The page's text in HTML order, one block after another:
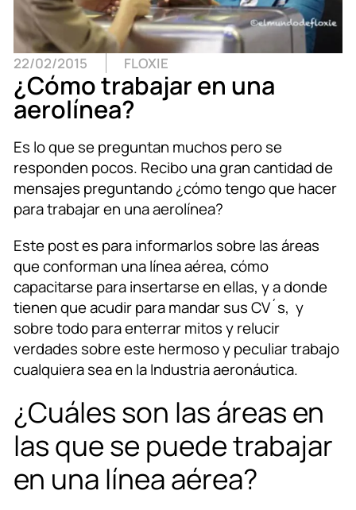
22/02/2015 FLOXIE
¿Cómo trabajar en una
aerolínea?
Es lo que se preguntan muchos pero se
responden pocos. Recibo una gran cantidad de
mensajes preguntando ¿cómo tengo que hacer
para trabajar en una aerolínea?
Este post es para informarlos sobre las áreas
que conforman una línea aérea, cómo
capacitarse para insertarse en ellas, y a donde
tienen que acudir para mandar sus CV´s, y
sobre todo para enterrar mitos y relucir
verdades sobre este hermoso y peculiar trabajo
cualquiera sea en la Industria aeronáutica.
¿Cuáles son las áreas en
las que se puede trabajar
en una línea aérea?